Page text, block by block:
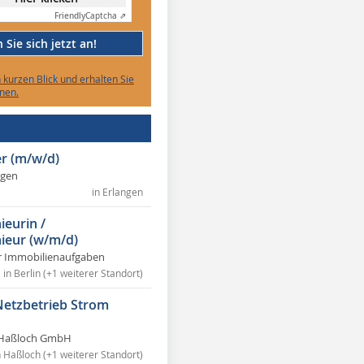
FriendlyCaptcha ⇗
Sie sich jetzt an!
kurzen Blick und erhalten Sie
(m/w/d)
in Erlangen
/
(w/m/d)
Immobilienaufgaben
in Berlin (+1 weiterer Standort)
Strom
GmbH
Haßloch (+1 weiterer Standort)